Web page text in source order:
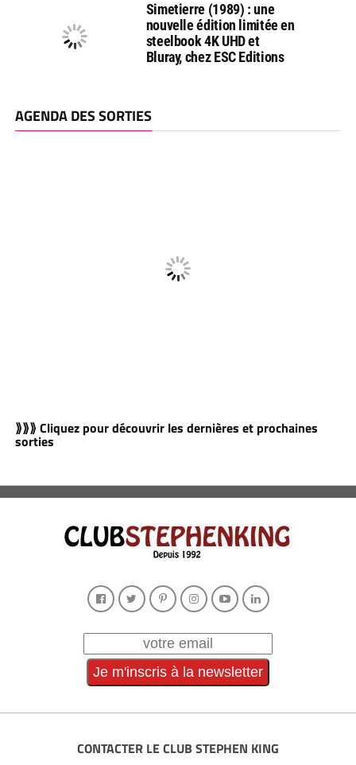
Simetierre (1989) : une
nouvelle édition limitée en
steelbook 4K UHD et
Bluray, chez ESC Editions
AGENDA DES SORTIES
⟫⟫⟫ Cliquez pour découvrir les dernières et prochaines
sorties
CONTACTER LE CLUB STEPHEN KING